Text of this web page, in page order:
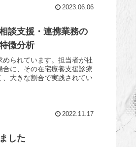
2023.06.06
談支援・連携業務の
徴分析
られています。担当者が社
に、その在宅療養支援診療
大きな割合で実践されてい
2022.11.17
した